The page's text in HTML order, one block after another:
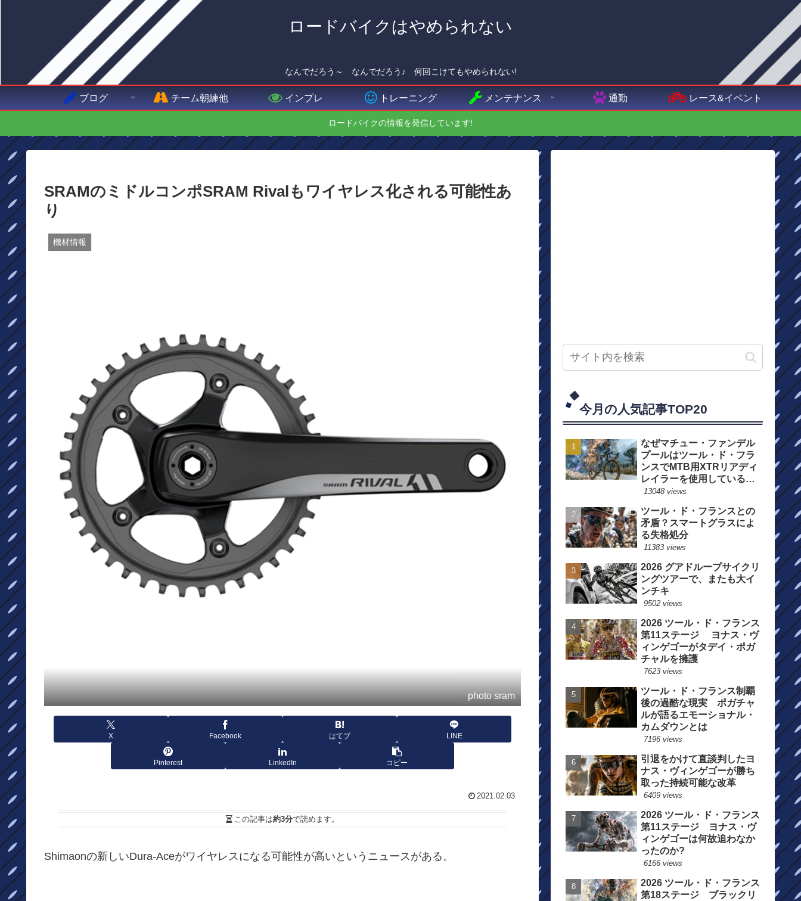
ロードバイクはやめられない
なんでだろう～ なんでだろう♪ 何回こけてもやめられない!
ブログ チーム朝練他 インプレ トレーニング メンテナンス 通勤 レース&イベント
ロードバイクの情報を発信しています!
SRAMのミドルコンポSRAM Rivalもワイヤレス化される可能性あ
り
機材情報
photo sram
X Facebook はてブ LINE
Pinterest LinkedIn コピー
2021.02.03
この記事は約3分で読めます。
Shimaonの新しいDura-Aceがワイヤレスになる可能性が高いというニュースがある。
今月の人気記事TOP20
なぜマチュー・ファンデル
プールはツール・ド・フラ
ンスでMTB用XTRリアディ
レイラーを使用しているの
か？
13048 views
ツール・ド・フランスとの
矛盾？スマートグラスによ
る失格処分
11383 views
2026 グアドループサイクリ
ングツアーで、またも大イ
ンチキ
9502 views
2026 ツール・ド・フランス
第11ステージ ヨナス・ヴ
ィンゲゴーがタデイ・ポガ
チャルを擁護
7623 views
ツール・ド・フランス制覇
後の過酷な現実 ポガチャ
ルが語るエモーショナル・
カムダウンとは
7196 views
引退をかけて直談判したヨ
ナス・ヴィンゲゴーが勝ち
取った持続可能な改革
6409 views
2026 ツール・ド・フランス
第11ステージ ヨナス・ヴ
ィンゲゴーは何故追わなか
ったのか?
6166 views
2026 ツール・ド・フランス
第18ステージ ブラックリ